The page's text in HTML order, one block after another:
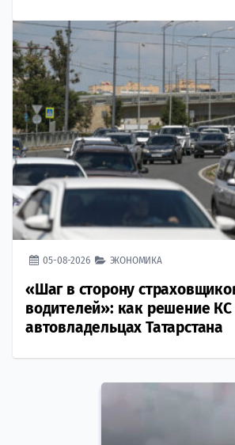
05-08-2026 ЭКОНОМИКА
«Шаг в сторону
водителей»: как решение КС
автовладельцах Татарстана